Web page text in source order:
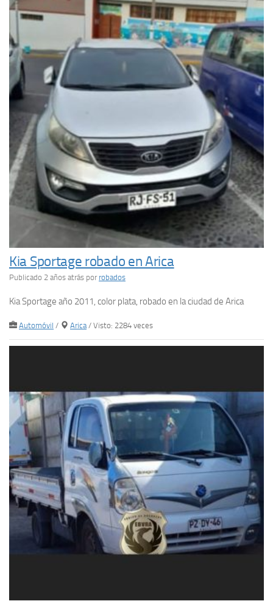
Kia Sportage robado en Arica
Publicado 2 años atrás por robados
Kia Sportage año 2011, color plata, robado en la ciudad de Arica
Automóvil / Arica / Visto: 2284 veces